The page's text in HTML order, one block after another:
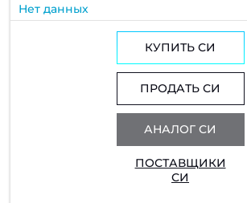
Нет данных
КУПИТЬ СИ
ПРОДАТЬ СИ
АНАЛОГ СИ
ПОСТАВЩИКИ
СИ